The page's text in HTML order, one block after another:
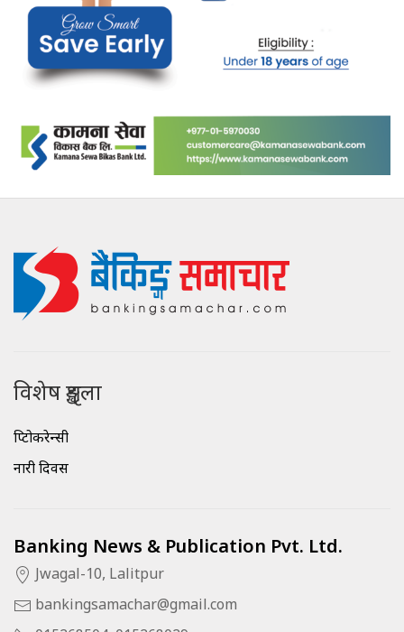
विशेष शृङ्खला
क्रिप्टोकरेन्सी
नारी दिवस
Banking News & Publication Pvt. Ltd.
Jwagal-10, Lalitpur
bankingsamachar@gmail.com